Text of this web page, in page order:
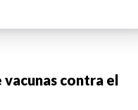
contra el